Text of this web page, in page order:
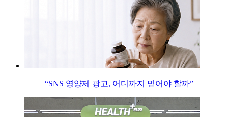
“SNS 영양제 광고, 어디까지 믿어야 할까”